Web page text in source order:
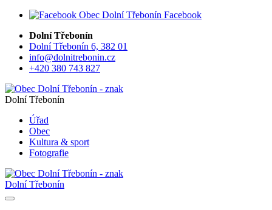
Facebook
Dolní Třebonín
Dolní Třebonín 6, 382 01
info@dolnitrebonin.cz
+420 380 743 827
Dolní Třebonín
Úřad
Obec
Kultura & sport
Fotografie
Dolní Třebonín